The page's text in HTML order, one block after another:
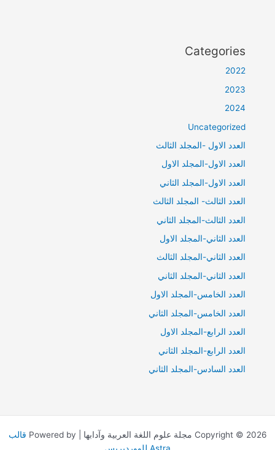
Categories
2022
2023
2024
Uncategorized
العدد الاول -المجلد الثالث
العدد الاول-المجلد الاول
العدد الاول-المجلد الثاني
العدد الثالث- المجلد الثالث
العدد الثالث-المجلد الثاني
العدد الثاني-المجلد الاول
العدد الثاني-المجلد الثالث
العدد الثاني-المجلد الثاني
العدد الخامس-المجلد الاول
العدد الخامس-المجلد الثاني
العدد الرابع-المجلد الاول
العدد الرابع-المجلد الثاني
العدد السادس-المجلد الثاني
Copyright © 2026 مجلة علوم اللغة العربية وآدابها | Powered by
قالب